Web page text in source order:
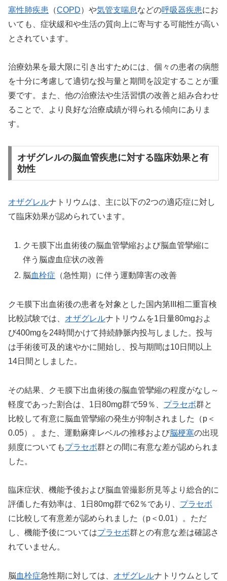
塞性肺疾患 （COPD）や気管支喘息などの呼吸器疾患にお
いても、症状緩和や生活の質向上に寄与する可能性が高い
とされています。
治療効果を最大限に引き出すためには、個々の患者の病態
を十分に考慮して適切な投与量と期間を設定することが重
要です。また、他の治療法や生活習慣の改善と組み合わせ
ることで、より良好な治療成績が得られる傾向にありま
す。
オザグレルの脳血管疾患に対する臨床効果と有
効性
オザグレルナトリウムは、主に以下の2つの適応症に対し
て臨床効果が認められています。
クモ膜下出血術後の脳血管攣縮および脳血管攣縮に
伴う脳虚血症状の改善
脳血栓症 （急性期）に伴う運動障害の改善
クモ膜下出血術後の患者を対象とした国内第III相二重盲検
比較試験では、 オザグレルナトリウムを1日量80mgおよ
び400mgを24時間かけて持続静脈内投与しました。投与
は手術後可及的速やかに開始し、投与期間は10日間以上
14日間としました。
その結果、クモ膜下出血術後の脳血管攣縮の程度がなし～
軽度であった割合は、1日80mg群で59％、 プラセボ群と
比較して有意に脳血管攣縮の発生が抑制されました（p＜
0.05）。また、運動麻痺レベルの推移および脳梗塞の出現
頻度についてもプラセボ群との間に有意な差が認められま
した。
臨床症状、機能予後および脳血管撮影所見等より総合的に
評価した有効率は、1日80mg群で62％であり、 プラセボ
に比較して有意差が認められました（p＜0.01）。ただ
し、機能予後についてはプラセボ群との有意な差は確認さ
れていません。
脳血栓症急性期に対しては、 オザグレルナトリウムとして